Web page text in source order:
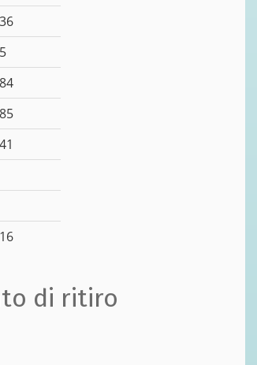
di ritiro